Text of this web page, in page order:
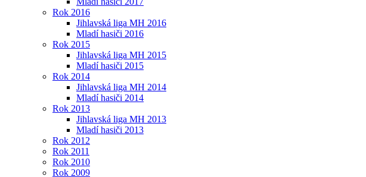
Rok 2016
Jihlavská liga MH 2016
Mladí hasiči 2016
Rok 2015
Jihlavská liga MH 2015
Mladí hasiči 2015
Rok 2014
Jihlavská liga MH 2014
Mladí hasiči 2014
Rok 2013
Jihlavská liga MH 2013
Mladí hasiči 2013
Rok 2012
Rok 2011
Rok 2010
Rok 2009